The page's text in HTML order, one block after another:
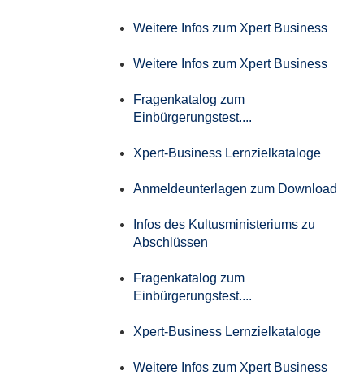
Weitere Infos zum Xpert Business
Weitere Infos zum Xpert Business
Fragenkatalog zum
Einbürgerungstest....
Xpert-Business Lernzielkataloge
Anmeldeunterlagen zum Download
Infos des Kultusministeriums zu
Abschlüssen
Fragenkatalog zum
Einbürgerungstest....
Xpert-Business Lernzielkataloge
Weitere Infos zum Xpert Business